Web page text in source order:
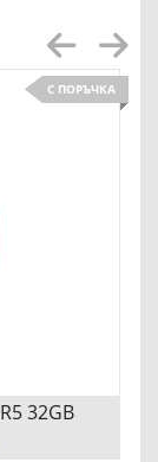
С ПОРЪЧКА
32GB